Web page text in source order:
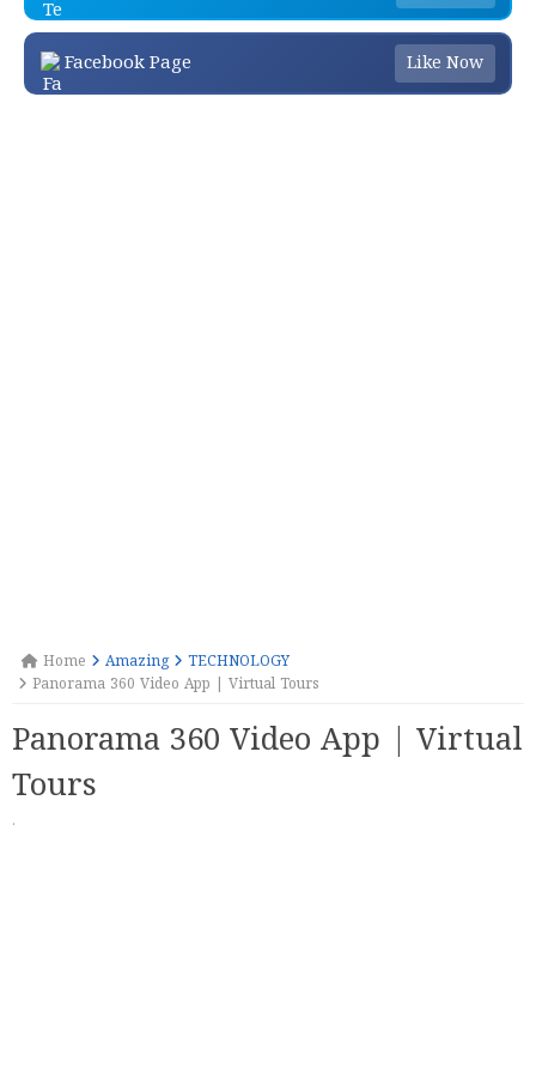
Facebook Page Like Now
Home Amazing
TECHNOLOGY
Panorama 360 Video App | Virtual Tours
Panorama 360 Video App | Virtual
Tours
·